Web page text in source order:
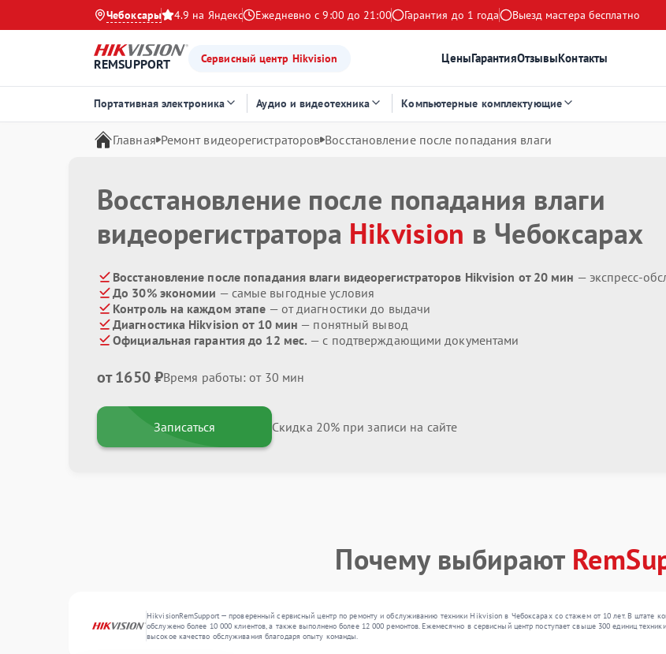
Чебоксары 4.9 на Яндекс Ежедневно с 9:00 до 21:00 Гарантия до 1 года Выезд мастера бесплатно
REMSUPPORT Сервисный центр Hikvision ЦеныГарантияОтзывыКонтакты
Портативная электроника Аудио и видеотехника Компьютерные комплектующие
Главная Ремонт видеорегистраторов Восстановление после попадания влаги
Восстановление после попадания влаги
видеорегистратора Hikvision в Чебоксарах
Восстановление после попадания влаги видеорегистраторов Hikvision от 20 мин — экспресс-
До 30% экономии — самые выгодные условия
Контроль на каждом этапе — от диагностики до выдачи
Диагностика Hikvision от 10 мин — понятный вывод
Официальная гарантия до 12 мес. — с подтверждающими документами
от 1650 ₽Время работы: от 30 мин
Записаться Скидка 20% при записи на сайте
Почему выбирают
HikvisionRemSupport — проверенный сервисный центр по ремонту и обслуживанию техники Hikvision в Чебоксарах со стажем от 10 лет. В штате
обслужено более 10 000 клиентов, а также выполнено более 12 000 ремонтов. Ежемесячно в сервисный центр поступает свыше 300 единиц
высокое качество обслуживания благодаря опыту команды.